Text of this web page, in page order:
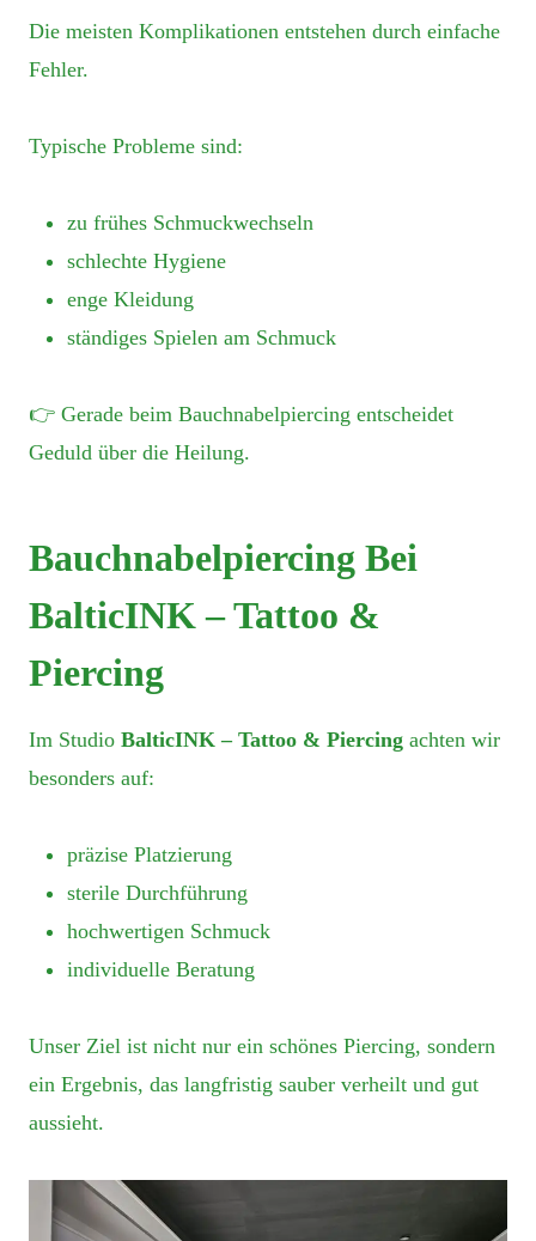
Die meisten Komplikationen entstehen durch einfache
Fehler.
Typische Probleme sind:
zu frühes Schmuckwechseln
schlechte Hygiene
enge Kleidung
ständiges Spielen am Schmuck
👉 Gerade beim Bauchnabelpiercing entscheidet
Geduld über die Heilung.
Bauchnabelpiercing Bei
BalticINK – Tattoo &
Piercing
Im Studio BalticINK – Tattoo & Piercing achten wir
besonders auf:
präzise Platzierung
sterile Durchführung
hochwertigen Schmuck
individuelle Beratung
Unser Ziel ist nicht nur ein schönes Piercing, sondern
ein Ergebnis, das langfristig sauber verheilt und gut
aussieht.